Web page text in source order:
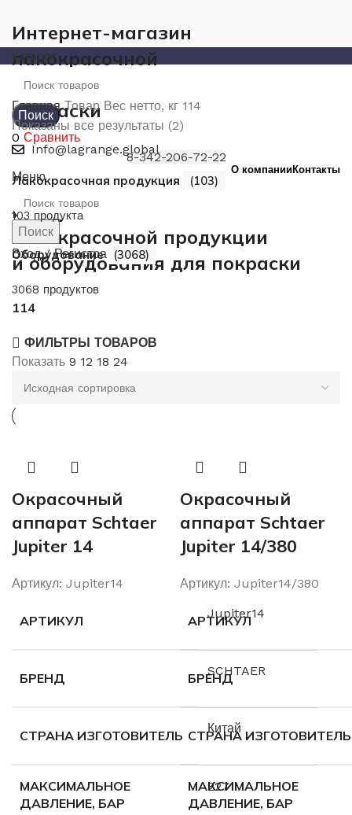
Интернет-магазин
лакокрасочной
продукции и оборудования для
покраски
Info@lagrange.global
О компанииКонтакты
Интернет-магазин
лакокрасочной продукции
и оборудования для покраски
КАТАЛОГ
Поиск
0 Сравнить
8-342-206-72-22
Меню
Поиск
Вход / Регистрация
ГлавнаяТовар Вес нетто, кг 114
Показаны все результаты (2)
Лакокрасочная продукция (103)
103 продукта
Оборудование (3068)
3068 продуктов
114
ФИЛЬТРЫ ТОВАРОВ
Показать 9 12 18 24
Окрасочный
аппарат Schtaer
Jupiter 14
Артикул: Jupiter14
АРТИКУЛ Jupiter14
БРЕНД SCHTAER
СТРАНА ИЗГОТОВИТЕЛЬ Китай
МАКСИМАЛЬНОЕ
ДАВЛЕНИЕ, БАР
227
Окрасочный
аппарат Schtaer
Jupiter 14/380
Артикул: Jupiter14/380
АРТИКУЛ
БРЕНД
СТРАНА ИЗГОТОВИТЕЛЬ
МАКСИМАЛЬНОЕ
ДАВЛЕНИЕ, БАР